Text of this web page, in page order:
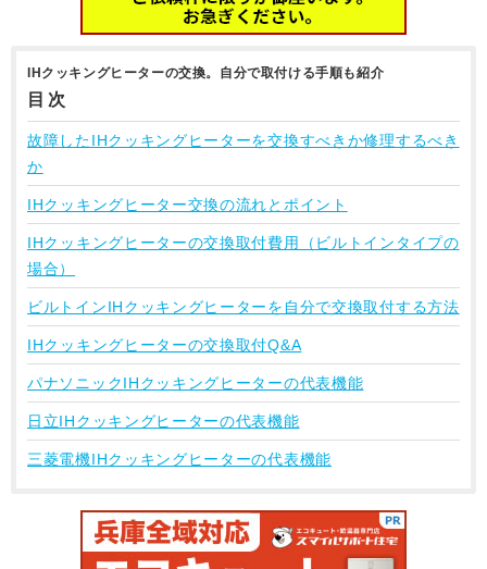
IHクッキングヒーターの交換。自分で取付ける手順も紹介
目次
故障したIHクッキングヒーターを交換すべきか修理するべき
か
IHクッキングヒーター交換の流れとポイント
IHクッキングヒーターの交換取付費用（ビルトインタイプの
場合）
ビルトインIHクッキングヒーターを自分で交換取付する方法
IHクッキングヒーターの交換取付Q&A
パナソニックIHクッキングヒーターの代表機能
日立IHクッキングヒーターの代表機能
三菱電機IHクッキングヒーターの代表機能